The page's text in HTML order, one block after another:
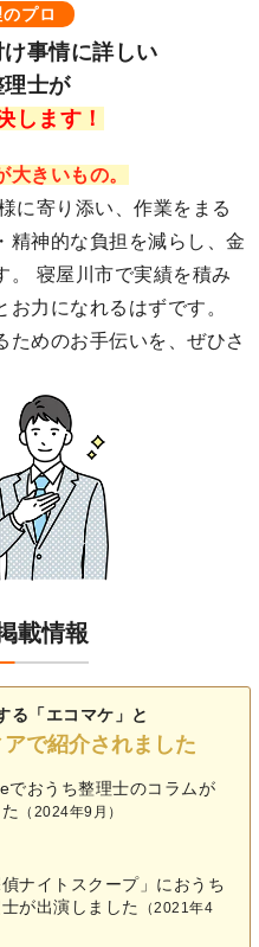
プロ
事情に詳しい
理士が
します！
きいもの。
に寄り添い、作業をまる
精神的な負担を減らし、金
。 寝屋川市で実績を積み
お力になれるはずです。
ためのお手伝いを、ぜひさ
載情報
る「エコマケ」と
で紹介されました
でおうち整理士のコラムが
（2024年9月）
ナイトスクープ」におうち
が出演しました
（2021年4